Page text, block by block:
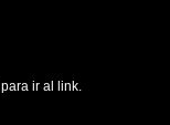
para ir al link.